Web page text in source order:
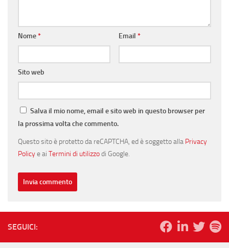
Nome* Email *
Sito web
Salva il mio nome, email e sito web in questo browser per
la prossima volta che commento.
Questo sito è protetto da reCAPTCHA, ed è soggetto alla Privacy
Policye ai Termini di utilizzodi Google.
SEGUICI: